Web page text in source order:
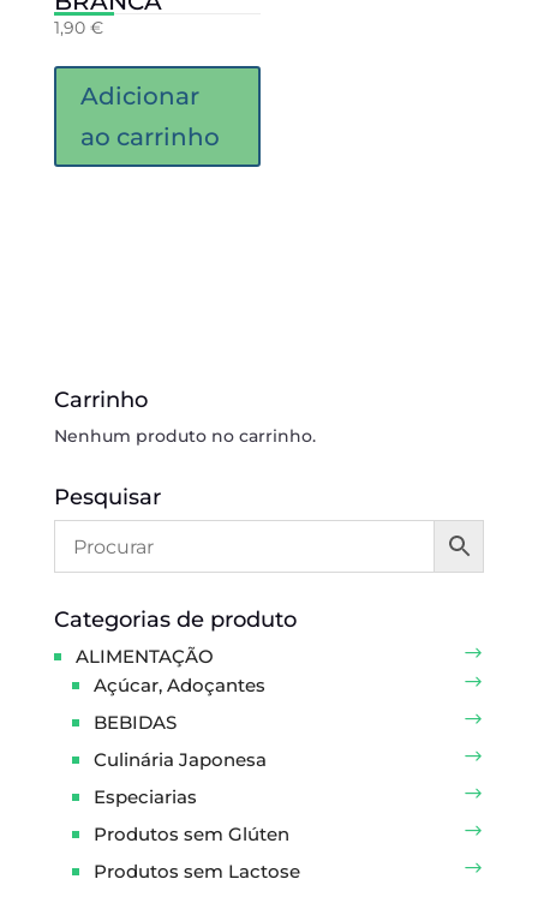
1,90 €
Adicionar
ao carrinho
Carrinho
Nenhum produto no carrinho.
Pesquisar
Categorias de produto
ALIMENTAÇÃO
Açúcar, Adoçantes
BEBIDAS
Culinária Japonesa
Especiarias
Produtos sem Glúten
Produtos sem Lactose